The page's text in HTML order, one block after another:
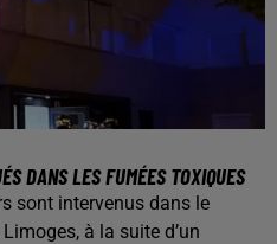
DANS LES FUMÉES TOXIQUES
sont intervenus dans le
à la suite d’un